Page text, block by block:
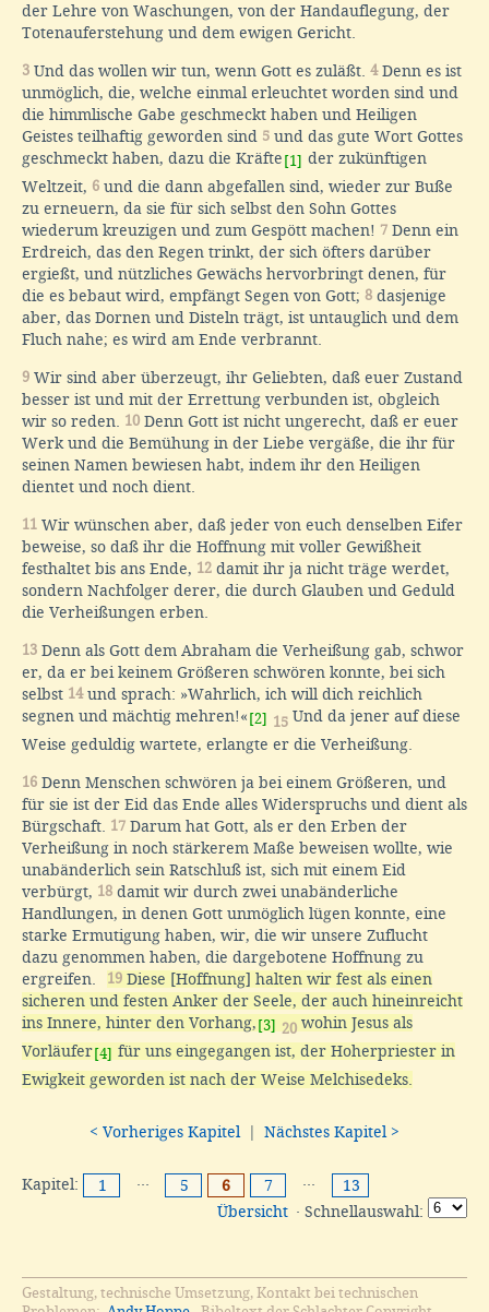
der Lehre von Waschungen, von der Handauflegung, der
Totenauferstehung und dem ewigen Gericht.
3 Und das wollen wir tun, wenn Gott es zuläßt. 4Denn es ist
unmöglich, die, welche einmal erleuchtet worden sind und
die himmlische Gabe geschmeckt haben und Heiligen
Geistes teilhaftig geworden sind 5 und das gute Wort Gottes
geschmeckt haben, dazu die Kräfte [1] der zukünftigen
Weltzeit, 6 und die dann abgefallen sind, wieder zur Buße
zu erneuern, da sie für sich selbst den Sohn Gottes
wiederum kreuzigen und zum Gespött machen! 7 Denn ein
Erdreich, das den Regen trinkt, der sich öfters darüber
ergießt, und nützliches Gewächs hervorbringt denen, für
die es bebaut wird, empfängt Segen von Gott; 8 dasjenige
aber, das Dornen und Disteln trägt, ist untauglich und dem
Fluch nahe; es wird am Ende verbrannt.
9 Wir sind aber überzeugt, ihr Geliebten, daß euer Zustand
besser ist und mit der Errettung verbunden ist, obgleich
wir so reden. 10 Denn Gott ist nicht ungerecht, daß er euer
Werk und die Bemühung in der Liebe vergäße, die ihr für
seinen Namen bewiesen habt, indem ihr den Heiligen
dientet und noch dient.
11 Wir wünschen aber, daß jeder von euch denselben Eifer
beweise, so daß ihr die Hoffnung mit voller Gewißheit
festhaltet bis ans Ende, 12 damit ihr ja nicht träge werdet,
sondern Nachfolger derer, die durch Glauben und Geduld
die Verheißungen erben.
13 Denn als Gott dem Abraham die Verheißung gab, schwor
er, da er bei keinem Größeren schwören konnte, bei sich
selbst 14und sprach: »Wahrlich, ich will dich reichlich
segnen und mächtig mehren!« [2] 15 Und da jener auf diese
Weise geduldig wartete, erlangte er die Verheißung.
16 Denn Menschen schwören ja bei einem Größeren, und
für sie ist der Eid das Ende alles Widerspruchs und dient als
Bürgschaft. 17 Darum hat Gott, als er den Erben der
Verheißung in noch stärkerem Maße beweisen wollte, wie
unabänderlich sein Ratschluß ist, sich mit einem Eid
verbürgt, 18 damit wir durch zwei unabänderliche
Handlungen, in denen Gott unmöglich lügen konnte, eine
starke Ermutigung haben, wir, die wir unsere Zuflucht
dazu genommen haben, die dargebotene Hoffnung zu
ergreifen.
19 Diese [Hoffnung] halten wir fest als einen
sicheren und festen Anker der Seele, der auch hineinreicht
ins Innere, hinter den Vorhang, [3] 20 wohin Jesus als
Vorläufer [4] für uns eingegangen ist, der Hoherpriester in
Ewigkeit geworden ist nach der Weise Melchisedeks.
< Vorheriges Kapitel Nächstes Kapitel >
Kapitel: 1 ··· 5 6 7 ···
13
Übersicht · Schnellauswahl:
Gestaltung, technische Umsetzung, Kontakt bei technischen